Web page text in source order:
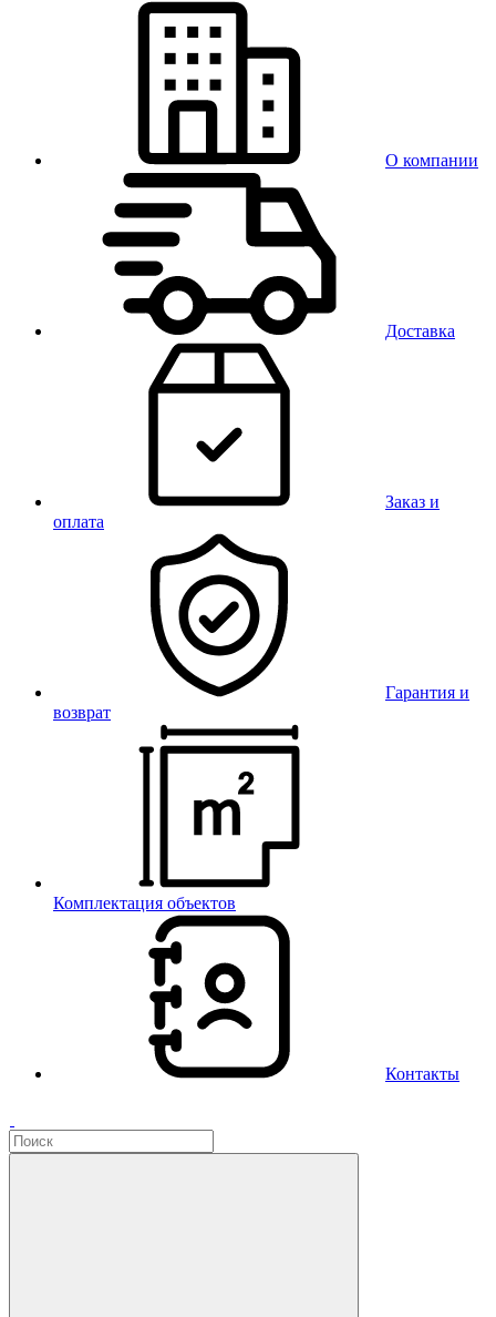
О компании
Доставка
Заказ и
оплата
Гарантия и
возврат
Комплектация объектов
Контакты